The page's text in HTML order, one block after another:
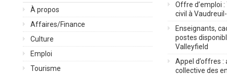
À propos
Affaires/Finance
Culture
Emploi
Tourisme
Offre d’emploi
civil à
Enseignants,
postes
Valleyfield
Appel d’offres :
collective des